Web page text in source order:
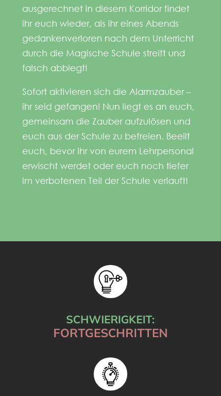
ausgerechnet in diesem Korridor findet
ihr euch wieder, als ihr eines Abends
gedankenverloren nach dem Unterricht
durch die Magische Schule streift und
falsch abbiegt!
Sofort aktivieren sich die Alarmzauber –
ihr seid gefangen! Nun liegt es an euch,
gemeinsam die Zauber aufzulösen und
euch aus der Schule zu befreien. Beeilt
euch, bevor ihr von eurem Lehrpersonal
erwischt werdet oder euch noch tiefer
im verbotenen Teil der Schule verlauft!
SCHWIERIGKEIT:
FORTGESCHRITTEN